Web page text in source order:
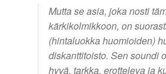
Mutta se asia, joka nosti
kärkikolmikkoon, on
(hintaluokka huomioiden)
diskanttitoisto. Sen soundi
hyvä, tarkka, erotteleva ja